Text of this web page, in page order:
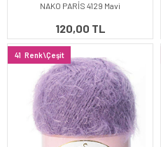
NAKO PARİS 4129 Mavi
120,00 TL
41 Renk\Çeşit